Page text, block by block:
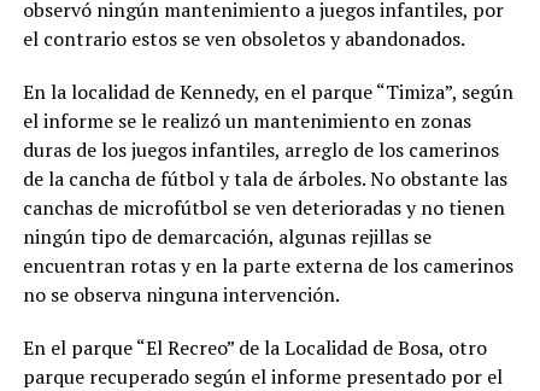
observó ningún mantenimiento a juegos infantiles, por
el contrario estos se ven obsoletos y abandonados.
En la localidad de Kennedy, en el parque “Timiza”, según
el informe se le realizó un mantenimiento en zonas
duras de los juegos infantiles, arreglo de los camerinos
de la cancha de fútbol y tala de árboles. No obstante las
canchas de microfútbol se ven deterioradas y no tienen
ningún tipo de demarcación, algunas rejillas se
encuentran rotas y en la parte externa de los camerinos
no se observa ninguna intervención.
En el parque “El Recreo” de la Localidad de Bosa, otro
parque recuperado según el informe presentado por el